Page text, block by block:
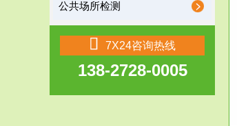
公共场所检测
7X24咨询热线
138-2728-0005
服务范围
工作场所职业危害现状评价